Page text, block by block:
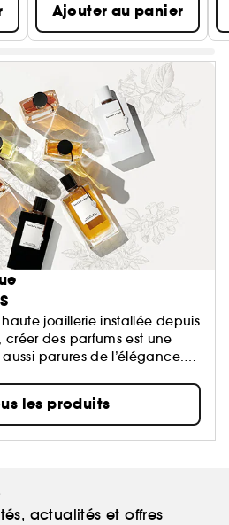
Ajouter au panier
joaillerie installée depuis
des parfums est une
parures de l’élégance.
un bijou, au creux
d’une oreille, autour du
excellence.
les produits
actualités et offres